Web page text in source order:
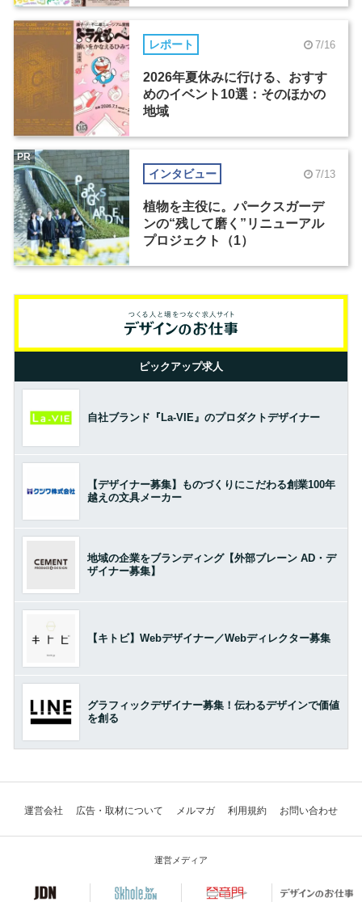
レポート 7/16
2026年夏休みに行ける、おすす
めのイベント10選：そのほかの
地域
インタビュー 7/13
植物を主役に。パークスガーデ
ンの“残して磨く”リニューアル
プロジェクト（1）
PR
ピックアップ求人
自社ブランド『La-VIE』のプロダクトデザイナー
【デザイナー募集】ものづくりにこだわる創業100年
越えの文具メーカー
地域の企業をブランディング【外部ブレーン AD・デ
ザイナー募集】
【キトビ】Webデザイナー／Webディレクター募集
グラフィックデザイナー募集！伝わるデザインで価値
を創る
運営会社 広告・取材について メルマガ 利用規約 お問い合わせ
運営メディア